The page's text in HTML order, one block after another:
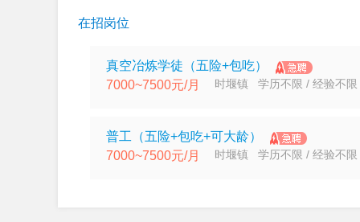
在招岗位
真空冶炼学徒（五险+包吃）
7000~7500元/月 时堰镇 学历不限 / 经验不限
普工（五险+包吃+可大龄）
7000~7500元/月 时堰镇 学历不限 / 经验不限